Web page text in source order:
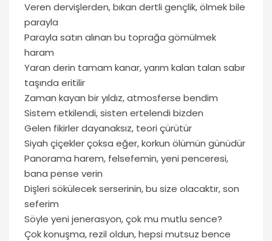
Veren dervişlerden, bıkan dertli gençlik, ölmek bile
parayla
Parayla satın alınan bu toprağa gömülmek
haram
Yaran derin tamam kanar, yarım kalan talan sabır
taşında eritilir
Zaman kayan bir yıldız, atmosferse bendim
Sistem etkilendi, sisten ertelendi bizden
Gelen fikirler dayanaksız, teori çürütür
Siyah çiçekler çoksa eğer, korkun ölümün günüdür
Panorama harem, felsefemin, yeni penceresi,
bana pense verin
Dişleri sökülecek serserinin, bu size olacaktır, son
seferim
Söyle yeni jenerasyon, çok mu mutlu sence?
Çok konuşma, rezil oldun, hepsi mutsuz bence